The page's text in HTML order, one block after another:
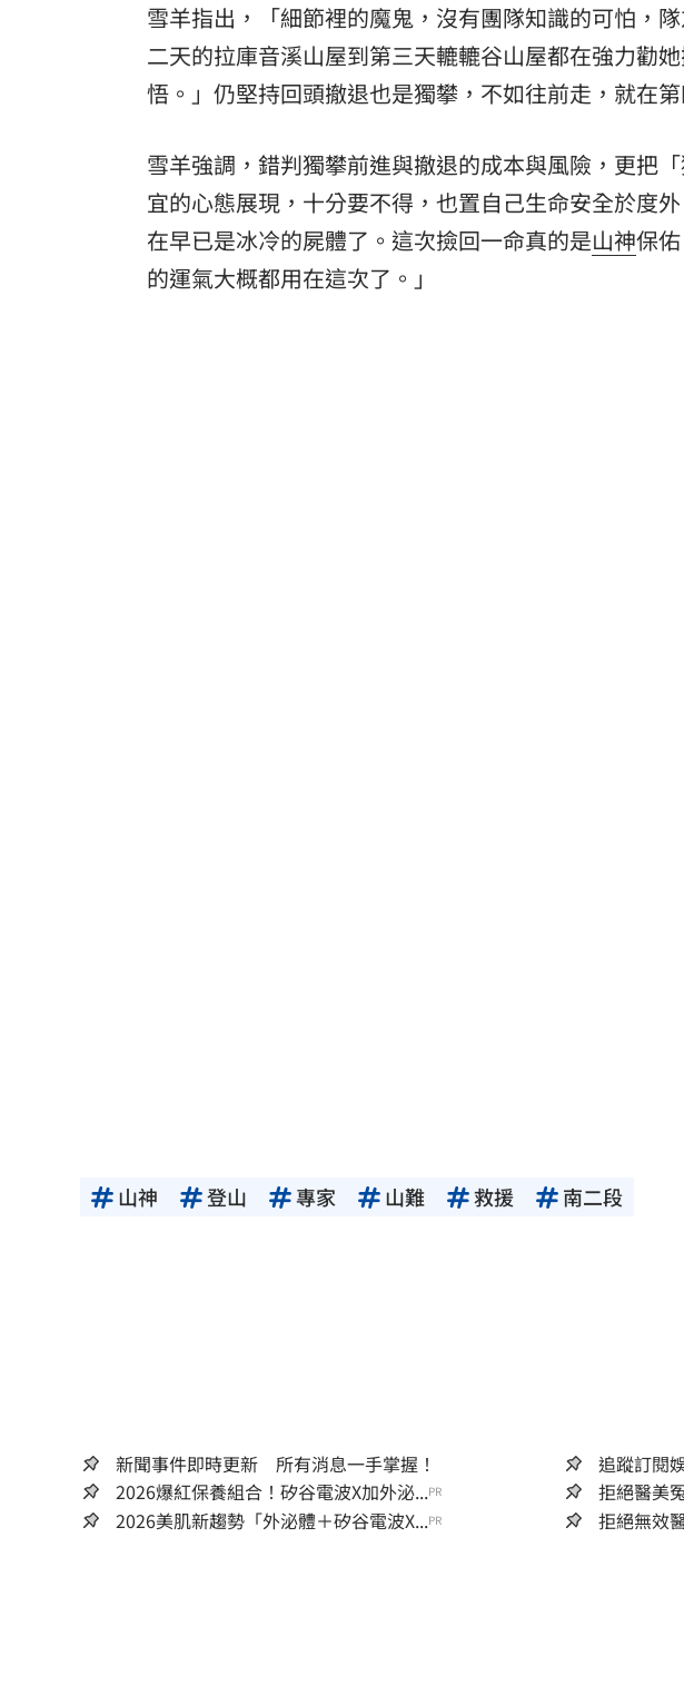
雪羊指出，「細節裡的魔鬼，沒有團隊知識的可怕，
二天的拉庫音溪山屋到第三天轆轆谷山屋都在強力勸
悟。」仍堅持回頭撤退也是獨攀，不如往前走，就在第
雪羊強調，錯判獨攀前進與撤退的成本與風險，更把
宜的心態展現，十分要不得，也置自己生命安全於度
在早已是冰冷的屍體了。這次撿回一命真的是山神保
的運氣大概都用在這次了。」
山神 登山 專家 山難 救援 南二段
新聞事件即時更新 所有消息一手掌握！
追蹤訂閱
2026爆紅保養組合！矽谷電波X加外泌...PR 拒絕醫美
2026美肌新趨勢「外泌體＋矽谷電波X...PR 拒絕無效